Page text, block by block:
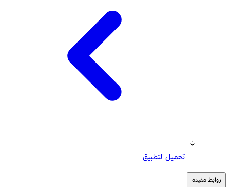
تحميل التطبيق
روابط مفيدة